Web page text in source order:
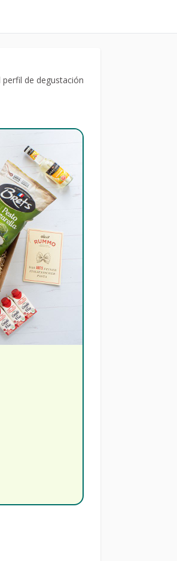
perfil de degustación